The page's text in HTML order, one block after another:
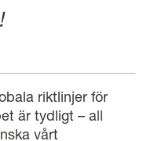
riktlinjer för
är tydligt – all
vårt